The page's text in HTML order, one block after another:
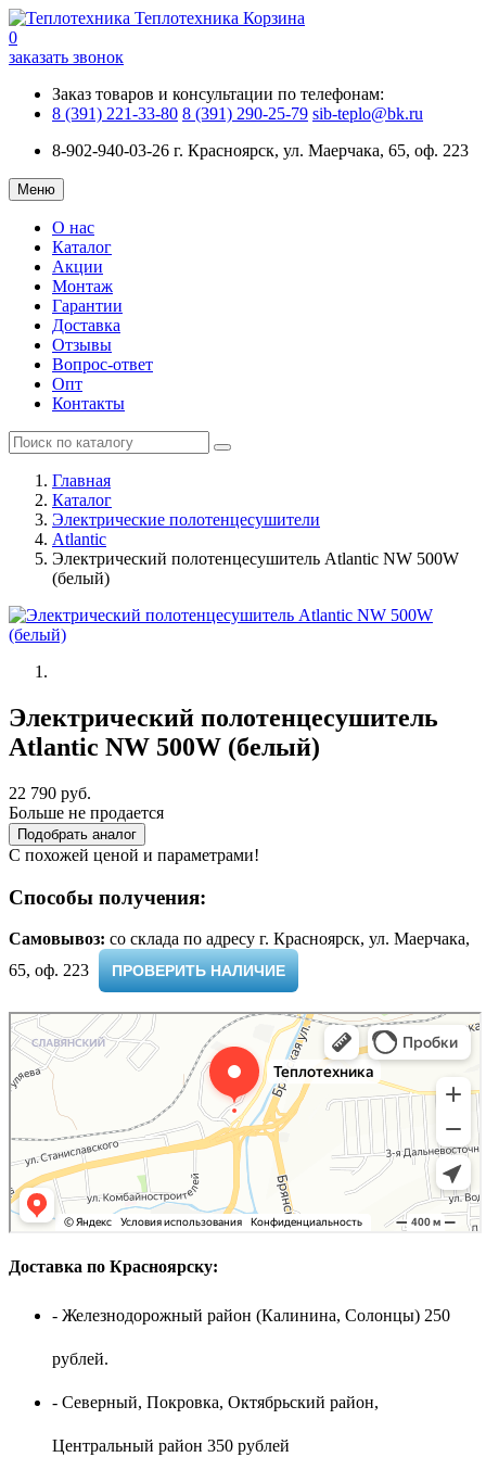
Теплотехника Корзина
0
заказать звонок
Заказ товаров и консультации по телефонам:
8 (391) 221-33-80 8 (391) 290-25-79 sib-teplo@bk.ru
8-902-940-03-26 г. Красноярск, ул. Маерчака, 65, оф. 223
Меню
О нас
Каталог
Акции
Монтаж
Гарантии
Доставка
Отзывы
Вопрос-ответ
Опт
Контакты
Главная
Каталог
Электрические полотенцесушители
Atlantic
Электрический полотенцесушитель Atlantic NW 500W
(белый)
Электрический полотенцесушитель
Atlantic NW 500W (белый)
22 790 руб.
Больше не продается
Подобрать аналог
С похожей ценой и параметрами!
Способы получения:
Самовывоз: cо склада по адресу г. Красноярск, ул. Маерчака,
65, оф. 223 ​
ПРОВЕРИТЬ НАЛИЧИЕ
Доставка по Красноярску:
- Железнодорожный район (Калинина, Солонцы) 250
рублей.
- Северный, Покровка, Октябрьский район,
Центральный район 350 рублей